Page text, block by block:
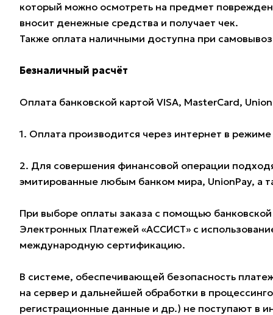
который можно осмотреть на предмет
вносит денежные средства и получает чек.
Также оплата наличными доступна при
Безналичный расчёт
Оплата банковской картой VISA, MasterCard,
1. Оплата производится через интернет в
2. Для совершения финансовой операции
эмитированные любым банком мира, UnionPay, а
При выборе оплаты заказа с помощью
Электронных Платежей «АССИСТ» с
международную сертификацию.
В системе, обеспечивающей безопасность
на сервер и дальнейшей обработки в
регистрационные данные и др.) не поступают в